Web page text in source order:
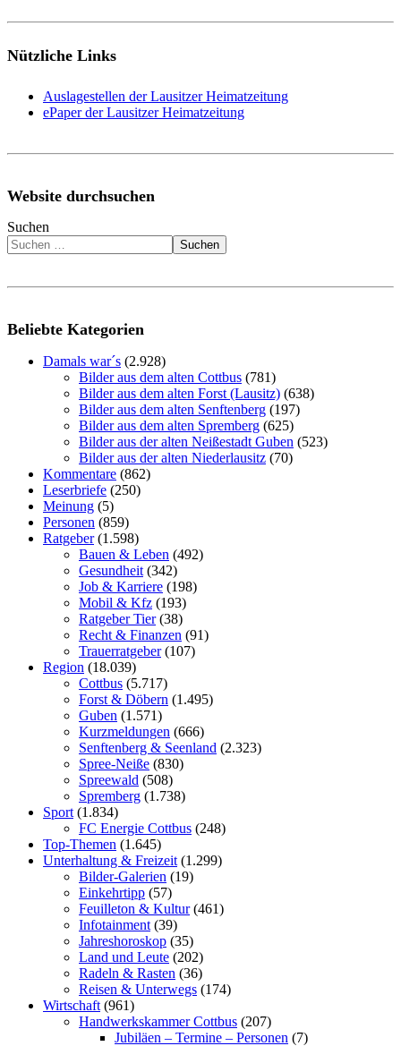
Nützliche Links
Auslagestellen der Lausitzer Heimatzeitung
ePaper der Lausitzer Heimatzeitung
Website durchsuchen
Suchen
Suchen
Beliebte Kategorien
Damals war´s (2.928)
Bilder aus dem alten Cottbus (781)
Bilder aus dem alten Forst (Lausitz) (638)
Bilder aus dem alten Senftenberg (197)
Bilder aus dem alten Spremberg (625)
Bilder aus der alten Neißestadt Guben (523)
Bilder aus der alten Niederlausitz (70)
Kommentare (862)
Leserbriefe (250)
Meinung (5)
Personen (859)
Ratgeber(1.598)
Bauen & Leben (492)
Gesundheit (342)
Job & Karriere (198)
Mobil & Kfz (193)
Ratgeber Tier(38)
Recht & Finanzen (91)
Trauerratgeber(107)
Region (18.039)
Cottbus (5.717)
Forst & Döbern (1.495)
Guben (1.571)
Kurzmeldungen (666)
Senftenberg & Seenland (2.323)
Spree-Neiße (830)
Spreewald (508)
Spremberg (1.738)
Sport (1.834)
FC Energie Cottbus (248)
Top-Themen (1.645)
Unterhaltung & Freizeit (1.299)
Bilder-Galerien (19)
Einkehrtipp (57)
Feuilleton & Kultur(461)
Infotainment (39)
Jahreshoroskop (35)
Land und Leute (202)
Radeln & Rasten (36)
Reisen & Unterwegs (174)
Wirtschaft (961)
Handwerkskammer Cottbus (207)
Jubiläen – Termine – Personen (7)